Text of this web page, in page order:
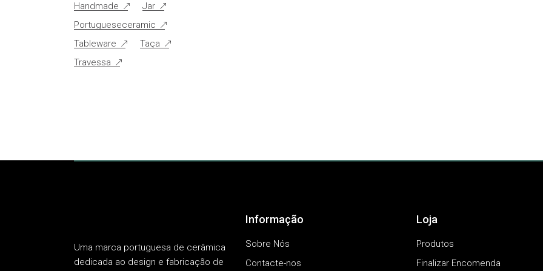
Handmade
Jar
Portugueseceramic
Tableware
Taça
Travessa
Uma marca portuguesa de cerâmica
dedicada ao design e fabricação de
Informação
Sobre Nós
Contacte-nos
Loja
Produtos
Finalizar Encomenda